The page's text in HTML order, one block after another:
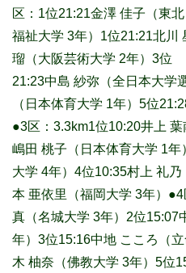
区：1位21:21金澤 佳子（東北
福祉大学 3年）1位21:21北川
瑠（大阪芸術大学 2年）3位
21:23中島 紗弥（全日本大学
（日本体育大学 1年）5位
●3区：3.3km1位10:20井上
嶋田 桃子（日本体育大学 1
大学 4年）4位10:35村上 礼
本 亜依里（福岡大学 3年）
真（名城大学 3年）2位15:07
年）3位15:16中地 こころ（
木 柚奈（佛教大学 3年）5位